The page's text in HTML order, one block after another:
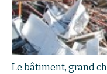
Le bâtiment, grand